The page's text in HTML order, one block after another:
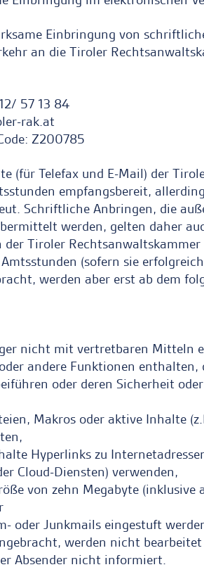
Einbringung von
an die Tiroler
57 13 84
rak.at
Z200785
(für Telefax und E-Mail) der
empfangsbereit,
Schriftliche Anbringen, die
werden, gelten daher
der Tiroler
(sofern sie
werden aber erst ab dem
nicht mit vertretbaren Mitteln
andere Funktionen enthalten,
oder deren Sicherheit
Makros oder aktive Inhalte
Hyperlinks zu
Cloud-Diensten) verwenden,
von zehn Megabyte
oder Junkmails eingestuft
werden nicht
Absender nicht informiert.